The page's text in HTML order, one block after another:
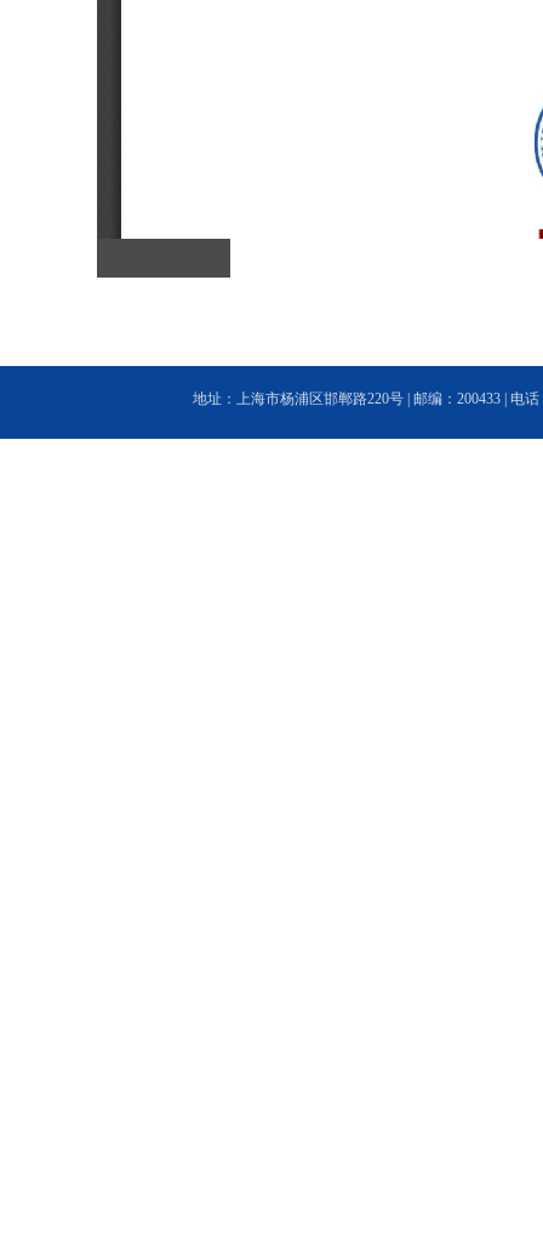
地址：上海市杨浦区邯郸路220号 | 邮编：200433 | 电